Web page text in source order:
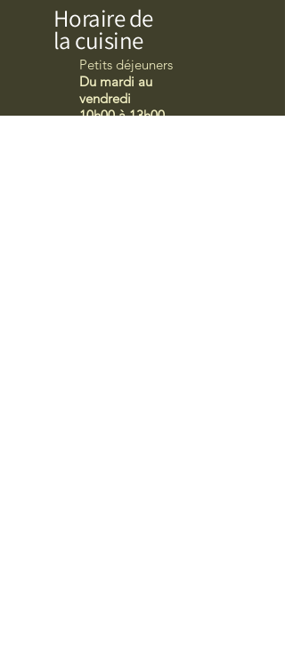
Horaire de
la cuisine
Petits déjeuners
Du mardi au
vendredi
10h00 à 13h00